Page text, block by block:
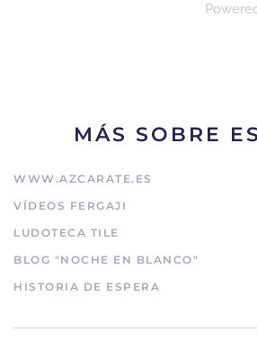
MÁS SOBRE
WWW.AZCARATE.ES
VÍDEOS FERGAJI
LUDOTECA TILE
BLOG "NOCHE EN BLANCO"
HISTORIA DE ESPERA